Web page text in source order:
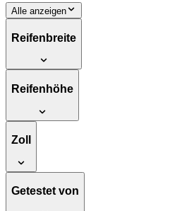
Alle anzeigen
Reifenbreite
Reifenhöhe
Zoll
Getestet von